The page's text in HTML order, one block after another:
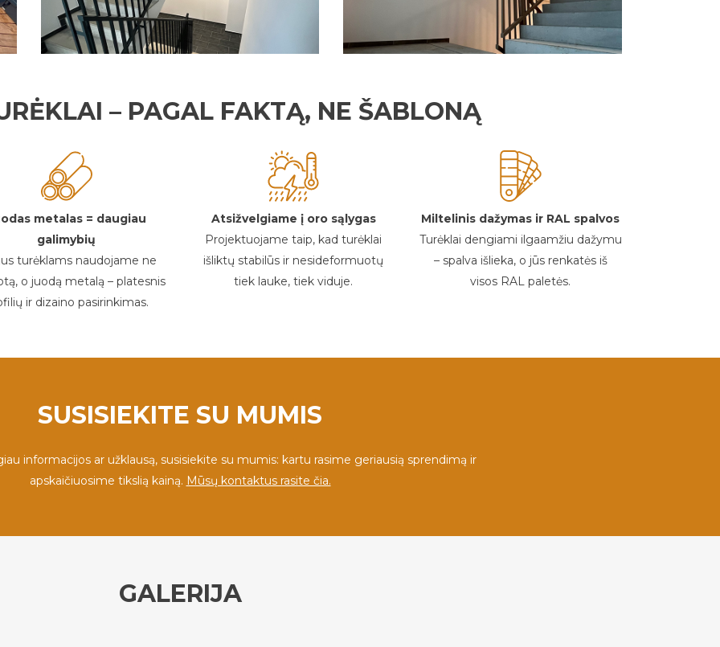
– PAGAL FAKTĄ, NE ŠABLONĄ
metalas = daugiau
galimybių
turėklams naudojame ne
o juodą metalą – platesnis
ir dizaino pasirinkimas.
Atsižvelgiame į oro sąlygas
Projektuojame taip, kad turėklai
išliktų stabilūs ir nesideformuotų
tiek lauke, tiek viduje.
Miltelinis dažymas ir RAL spalvos
Turėklai dengiami ilgaamžiu dažymu
– spalva išlieka, o jūs renkatės iš
visos RAL paletės.
SUSISIEKITE SU MUMIS
informacijos ar užklausą, susisiekite su mumis: kartu rasime geriausią sprendimą ir
apskaičiuosime tikslią kainą. Mūsų kontaktus rasite čia.
GALERIJA